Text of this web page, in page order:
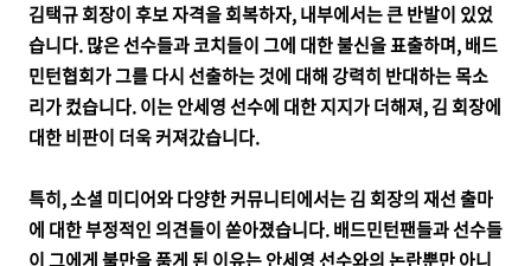
김택규 회장이 후보 자격을 회복하자, 내부에서는 큰 반발이 있었
습니다. 많은 선수들과 코치들이 그에 대한 불신을 표출하며, 배드
민턴협회가 그를 다시 선출하는 것에 대해 강력히 반대하는 목소
리가 컸습니다. 이는 안세영 선수에 대한 지지가 더해져, 김 회장에
대한 비판이 더욱 커져갔습니다.
특히, 소셜 미디어와 다양한 커뮤니티에서는 김 회장의 재선 출마
에 대한 부정적인 의견들이 쏟아졌습니다. 배드민턴팬들과 선수들
이 그에게 불만을 품게 된 이유는 안세영 선수와의 논란뿐만 아니